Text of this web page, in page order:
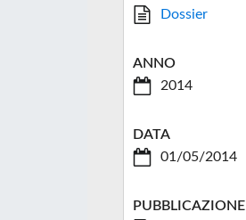
Dossier
ANNO
2014
DATA
01/05/2014
PUBBLICAZIONE